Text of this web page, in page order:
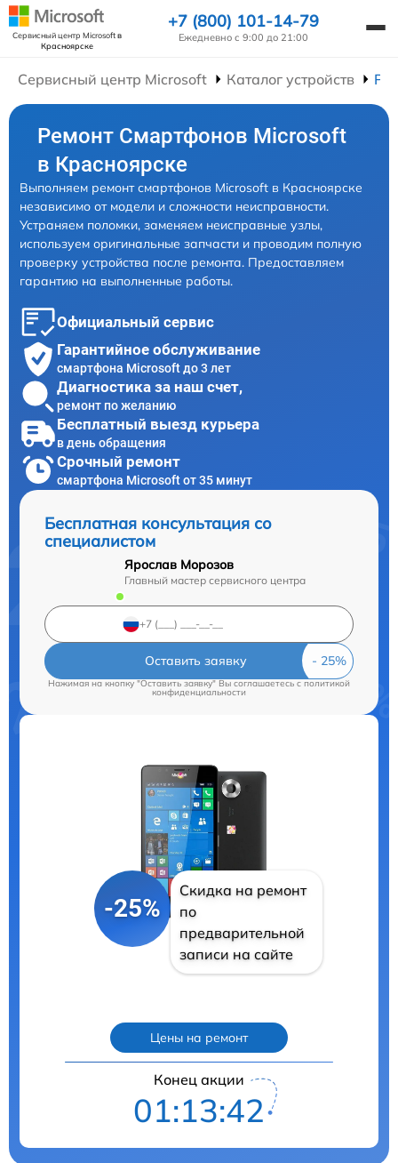
Сервисный центр Microsoftв
Красноярске
+7 (800) 101-14-79
Ежедневно с 9:00 до 21:00
Сервисный центр Microsoft Каталог устройств
Ремонт Смартфонов Microsoft
в Красноярске
Выполняем ремонт смартфонов Microsoft в Красноярске
независимо от модели и сложности неисправности.
Устраняем поломки, заменяем неисправные узлы,
используем оригинальные запчасти и проводим полную
проверку устройства после ремонта. Предоставляем
гарантию на выполненные работы.
Официальный сервис
Гарантийное обслуживание
смартфона Microsoft до 3 лет
Диагностика за наш счет,
ремонт по желанию
Бесплатный выезд курьера
в день обращения
Срочный ремонт
смартфона Microsoft от 35 минут
Бесплатная консультация со
специалистом
Ярослав Морозов
Главный мастер сервисного центра
Оставить заявку
Нажимая на кнопку "Оставить заявку" Вы соглашаетесь cполитикой
конфиденциальности
-25%
Скидка на ремонт
по
предварительной
записи на сайте
Цены на ремонт
Конец акции
01:13:41